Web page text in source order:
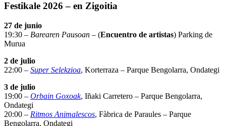
Festikale 2026 – en Zigoitia
27 de junio
19:30 – Barearen Pausoan – (Encuentro de artistas) Parking de
Murua
2 de julio
22:00 – Super Selekzioa, Korterraza – Parque Bengolarra, Ondategi
3 de julio
19:00 – Orbain Goxoak, Iñaki Carretero – Parque Bengolarra,
Ondategi
20:00 – Ritmos Animalescos, Fàbrica de Paraules – Parque
Bengolarra, Ondategi